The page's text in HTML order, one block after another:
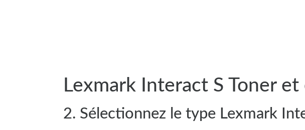
Lexmark Interact S Toner
2. Sélectionnez le type Lexmark